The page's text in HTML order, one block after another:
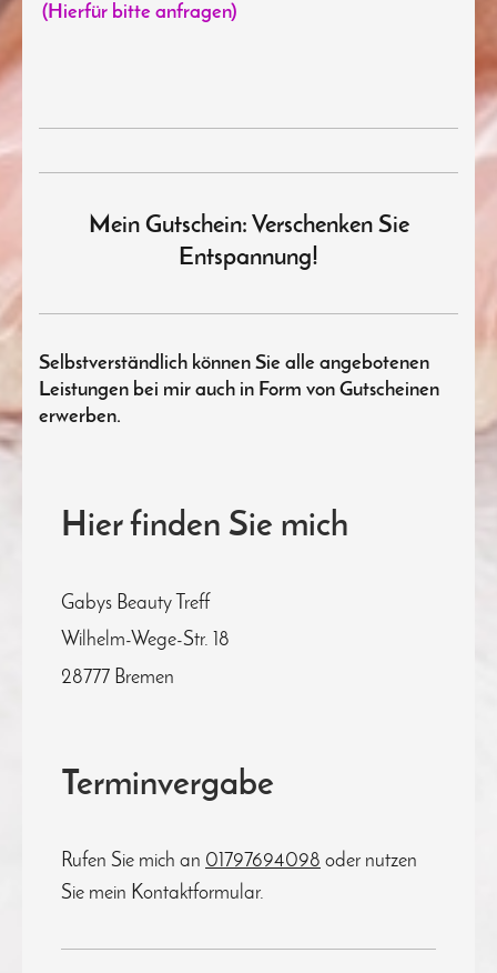
(Hierfür bitte anfragen)
Mein Gutschein: Verschenken Sie
Entspannung!
Selbstverständlich können Sie alle angebotenen
Leistungen bei mir auch in Form von Gutscheinen
erwerben.
Hier finden Sie mich
Gabys Beauty Treff
Wilhelm-Wege-Str. 18
28777 Bremen
Terminvergabe
Rufen Sie mich an 01797694098 oder nutzen
Sie mein Kontaktformular.